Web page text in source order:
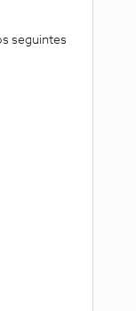
seguintes